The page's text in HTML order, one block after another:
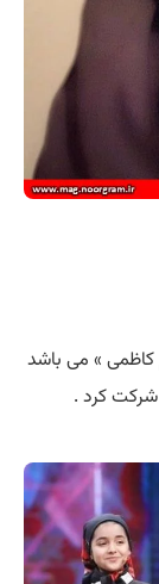
کاظمی » می باشد
شرکت کرد .